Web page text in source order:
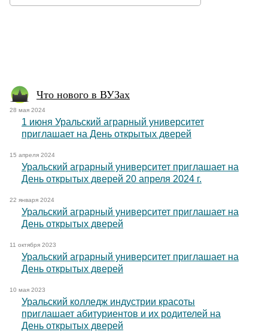
Что нового в ВУЗах
28 мая 2024
1 июня Уральский аграрный университет
приглашает на День открытых дверей
15 апреля 2024
Уральский аграрный университет приглашает на
День открытых дверей 20 апреля 2024 г.
22 января 2024
Уральский аграрный университет приглашает на
День открытых дверей
11 октября 2023
Уральский аграрный университет приглашает на
День открытых дверей
10 мая 2023
Уральский колледж индустрии красоты
приглашает абитуриентов и их родителей на
День открытых дверей